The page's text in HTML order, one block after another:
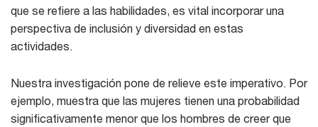
que se refiere a las habilidades, es vital incorporar una
perspectiva de inclusión y diversidad en estas
actividades.
Nuestra investigación pone de relieve este imperativo. Por
ejemplo, muestra que las mujeres tienen una probabilidad
significativamente menor que los hombres de creer que